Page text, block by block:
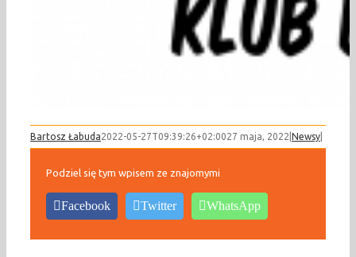
Bartosz Łabuda2022-05-27T09:39:26+02:0027 maja, 2022 Newsy
Podziel się tym wpisem ze znajomymi
Facebook Twitter WhatsApp